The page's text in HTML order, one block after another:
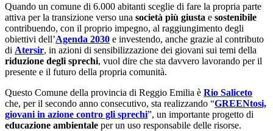
Quando un comune di 6.000 abitanti sceglie di fare la propria parte
attiva per la transizione verso una società più giusta e sostenibile
contribuendo, con il proprio impegno, al raggiungimento degli
obiettivi dell’Agenda 2030 e investendo, anche grazie al contributo
di Atersir, in azioni di sensibilizzazione dei giovani sui temi della
riduzione degli sprechi, vuol dire che sta davvero lavorando per il
presente e il futuro della propria comunità.
Questo Comune della provincia di Reggio Emilia è Rio Saliceto
che, per il secondo anno consecutivo, sta realizzando “GREENtosi,
giovani in azione contro gli sprechi”, un importante progetto di
educazione ambientale per un uso responsabile delle risorse.